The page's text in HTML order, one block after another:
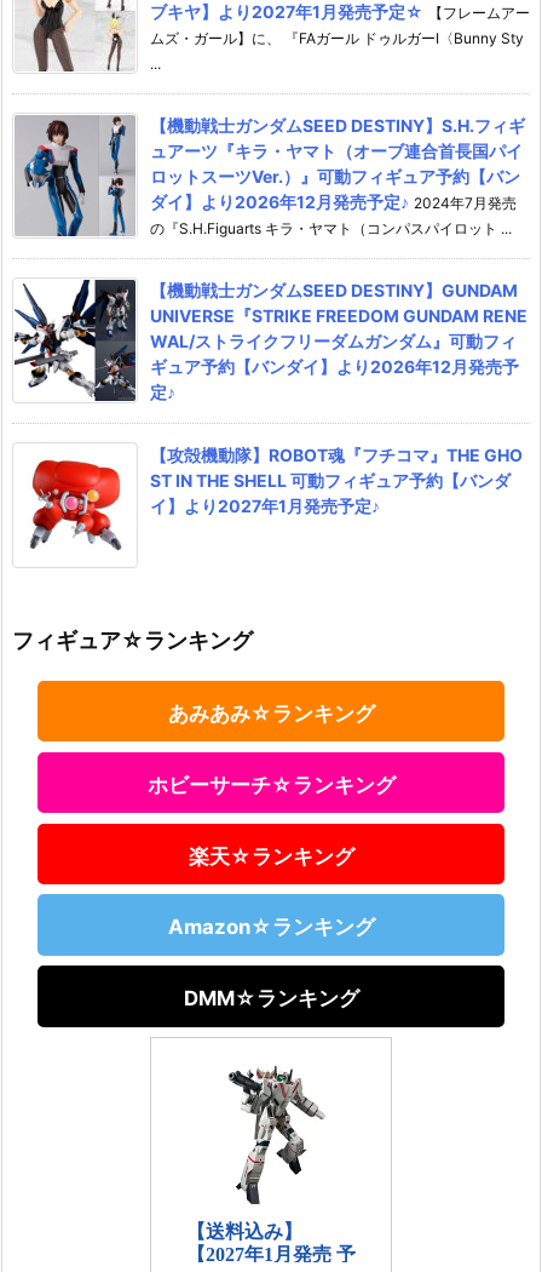
ブキヤ】より2027年1月発売予定☆
【フレームアー
ムズ・ガール】に、 『FAガール ドゥルガーI〈Bunny Sty
...
【機動戦士ガンダムSEED DESTINY】S.H.フィギ
ュアーツ『キラ・ヤマト（オーブ連合首長国パイ
ロットスーツVer.）』可動フィギュア予約【バン
ダイ】より2026年12月発売予定♪ 2024年7月発売
の『S.H.Figuarts キラ・ヤマト（コンパスパイロット ...
【機動戦士ガンダムSEED DESTINY】GUNDAM
UNIVERSE『STRIKE FREEDOM GUNDAM RENE
WAL/ストライクフリーダムガンダム』可動フィ
ギュア予約【バンダイ】より2026年12月発売予
定♪
【攻殻機動隊】ROBOT魂『フチコマ』THE GHO
ST IN THE SHELL 可動フィギュア予約【バンダ
イ】より2027年1月発売予定♪
フィギュア☆ランキング
あみあみ☆ランキング
ホビーサーチ☆ランキング
楽天☆ランキング
Amazon☆ランキング
DMM☆ランキング